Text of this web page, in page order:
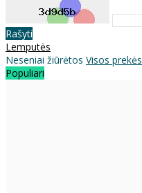
Rašyti
Lemputės
Neseniai žiūrėtos Visos prekės
Populiari